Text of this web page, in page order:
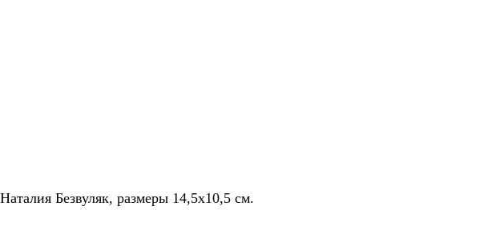
Безвуляк, размеры 14,5x10,5 см.